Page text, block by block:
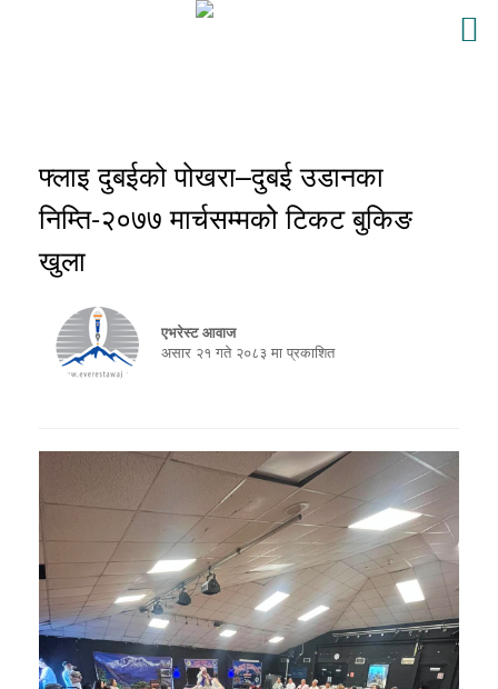
फ्लाइ दुबईको पोखरा–दुबई उडानका
निम्ति-२०७७ मार्चसम्मकोे टिकट बुकिङ
खुला
एभरेस्ट आवाज
असार २१ गते २०८३ मा प्रकाशित